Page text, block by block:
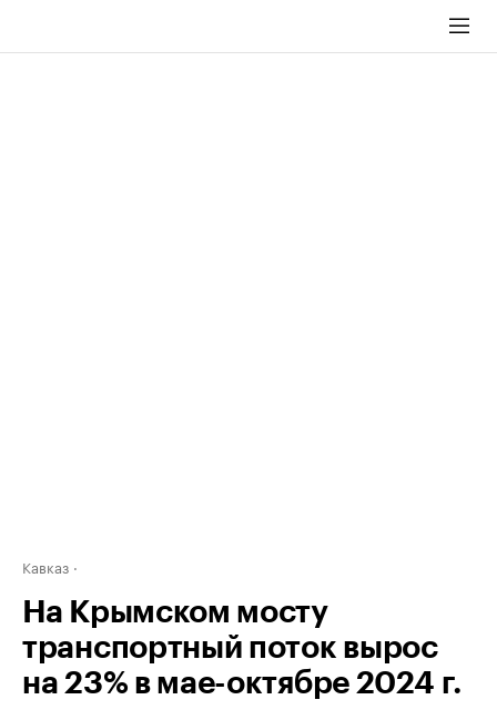
Кавказ
На Крымском мосту
транспортный поток вырос
на 23% в мае-октябре 2024 г.